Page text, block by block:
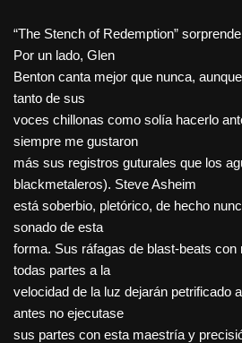
“The Stench of Redemption”
Por un lado, Glen
Benton canta mejor que nunca,
tanto de sus
voces chillonas como solía hacerlo
siempre me gustaron
más sus registros guturales que los
blackmetaleros). Steve Asheim
está soberbio, pletórico, de hecho
sonado de esta
forma. Sus ráfagas de blast-beats con
todas partes a la
velocidad de la luz dejarán petrificado
antes no ejecutase
sus partes con esta maestría y